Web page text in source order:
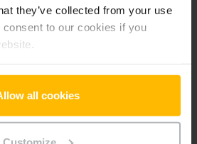
they’ve collected from your use
to our cookies if you
all cookies
Ja, 24 V / A
2023